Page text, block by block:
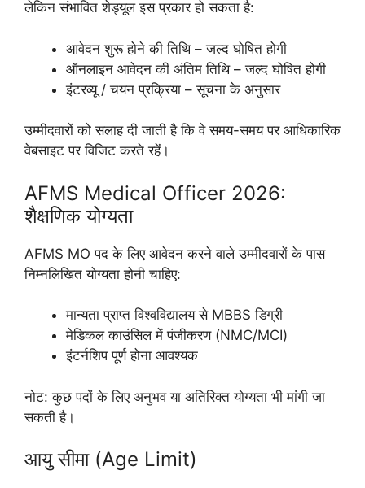
लेकिन संभावित शेड्यूल इस प्रकार हो सकता है:
आवेदन शुरू होने की तिथि – जल्द घोषित होगी
ऑनलाइन आवेदन की अंतिम तिथि – जल्द घोषित होगी
इंटरव्यू / चयन प्रक्रिया – सूचना के अनुसार
उम्मीदवारों को सलाह दी जाती है कि वे समय-समय पर आधिकारिक
वेबसाइट पर विजिट करते रहें।
AFMS Medical Officer 2026:
शैक्षणिक योग्यता
AFMS MO पद के लिए आवेदन करने वाले उम्मीदवारों के पास
निम्नलिखित योग्यता होनी चाहिए:
मान्यता प्राप्त विश्वविद्यालय से MBBS डिग्री
मेडिकल काउंसिल में पंजीकरण (NMC/MCI)
इंटर्नशिप पूर्ण होना आवश्यक
नोट: कुछ पदों के लिए अनुभव या अतिरिक्त योग्यता भी मांगी जा
सकती है।
आयु सीमा (Age Limit)